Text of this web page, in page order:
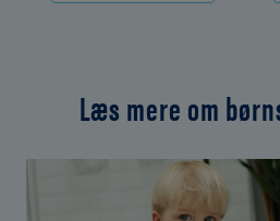
Læs mere om